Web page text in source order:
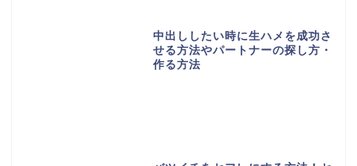
中出ししたい時に生ハメを成功さ
せる方法やパートナーの探し方・
作る方法